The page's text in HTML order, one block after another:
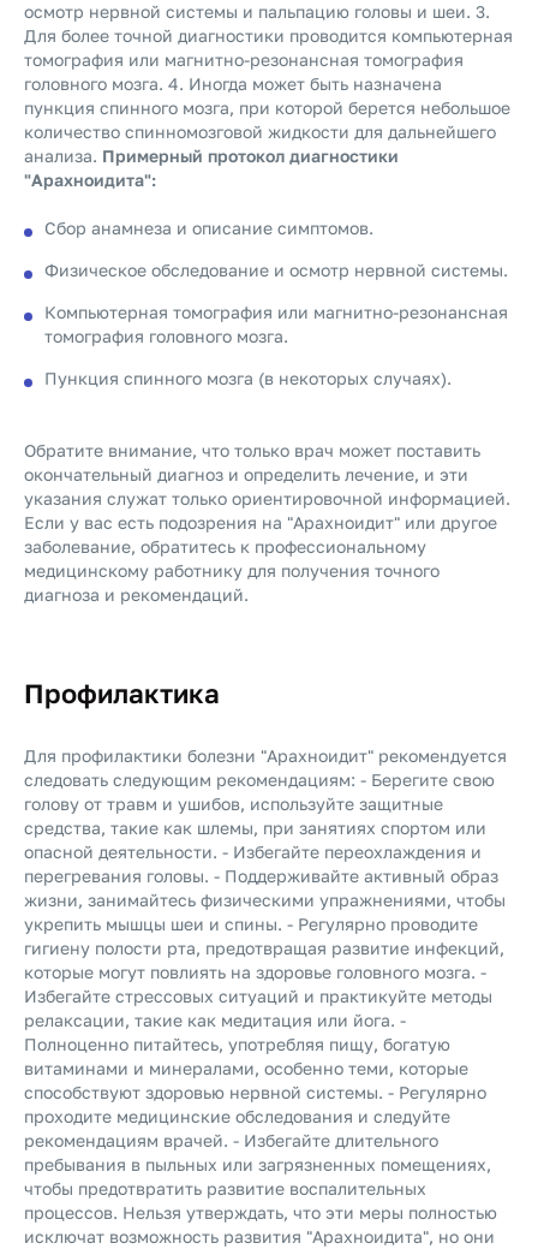
осмотр нервной системы и пальпацию головы и шеи. 3.
Для более точной диагностики проводится компьютерная
томография или магнитно-резонансная томография
головного мозга. 4. Иногда может быть назначена
пункция спинного мозга, при которой берется небольшое
количество спинномозговой жидкости для дальнейшего
анализа. Примерный протокол диагностики
"Арахноидита":
Сбор анамнеза и описание симптомов.
Физическое обследование и осмотр нервной системы.
Компьютерная томография или магнитно-резонансная
томография головного мозга.
Пункция спинного мозга (в некоторых случаях).
Обратите внимание, что только врач может поставить
окончательный диагноз и определить лечение, и эти
указания служат только ориентировочной информацией.
Если у вас есть подозрения на "Арахноидит" или другое
заболевание, обратитесь к профессиональному
медицинскому работнику для получения точного
диагноза и рекомендаций.
Профилактика
Для профилактики болезни "Арахноидит" рекомендуется
следовать следующим рекомендациям: - Берегите свою
голову от травм и ушибов, используйте защитные
средства, такие как шлемы, при занятиях спортом или
опасной деятельности. - Избегайте переохлаждения и
перегревания головы. - Поддерживайте активный образ
жизни, занимайтесь физическими упражнениями, чтобы
укрепить мышцы шеи и спины. - Регулярно проводите
гигиену полости рта, предотвращая развитие инфекций,
которые могут повлиять на здоровье головного мозга. -
Избегайте стрессовых ситуаций и практикуйте методы
релаксации, такие как медитация или йога. -
Полноценно питайтесь, употребляя пищу, богатую
витаминами и минералами, особенно теми, которые
способствуют здоровью нервной системы. - Регулярно
проходите медицинские обследования и следуйте
рекомендациям врачей. - Избегайте длительного
пребывания в пыльных или загрязненных помещениях,
чтобы предотвратить развитие воспалительных
процессов. Нельзя утверждать, что эти меры полностью
исключат возможность развития "Арахноидита", но они